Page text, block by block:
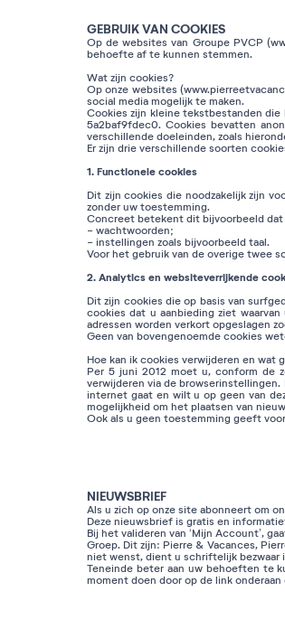
GEBRUIK VAN COOKIES
Op de websites van Groupe PVCP
behoefte af te kunnen stemmen.
Wat zijn cookies?
Op onze websites
social media mogelijk te maken.
Cookies zijn kleine tekstbestanden
5a2baf9fdec0. Cookies bevatten
verschillende doeleinden, zoals
Er zijn drie verschillende soorten
1. Functionele cookies
Dit zijn cookies die noodzakelijk zijn
zonder uw toestemming.
Concreet betekent dit bijvoorbeeld
- wachtwoorden;
- instellingen zoals bijvoorbeeld taal.
Voor het gebruik van de overige twee
2. Analytics en websiteverrijkende
Dit zijn cookies die op basis van
cookies dat u aanbieding ziet
adressen worden verkort opgeslagen
Geen van bovengenoemde cookies
Hoe kan ik cookies verwijderen en wat
Per 5 juni 2012 moet u, conform de
verwijderen via de
internet gaat en wilt u op geen van
mogelijkheid om het plaatsen van
Ook als u geen toestemming geeft
NIEUWSBRIEF
Als u zich op onze site abonneert om
Deze nieuwsbrief is gratis en
Bij het valideren van ‘Mijn Account’,
Groep. Dit zijn: Pierre & Vacances,
niet wenst, dient u schriftelijk bezwaar
Teneinde beter aan uw behoeften te
moment doen door op de link